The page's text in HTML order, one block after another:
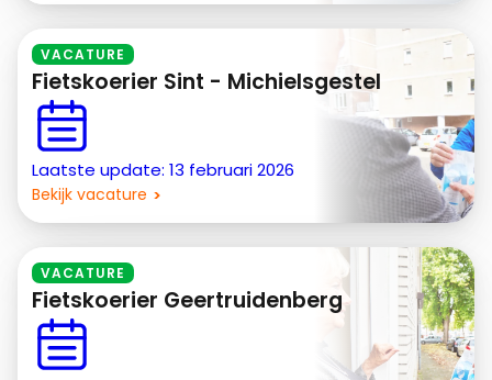
VACATURE
Fietskoerier Sint - Michielsgestel
Laatste update: 13 februari 2026
Bekijk vacature
VACATURE
Fietskoerier Geertruidenberg